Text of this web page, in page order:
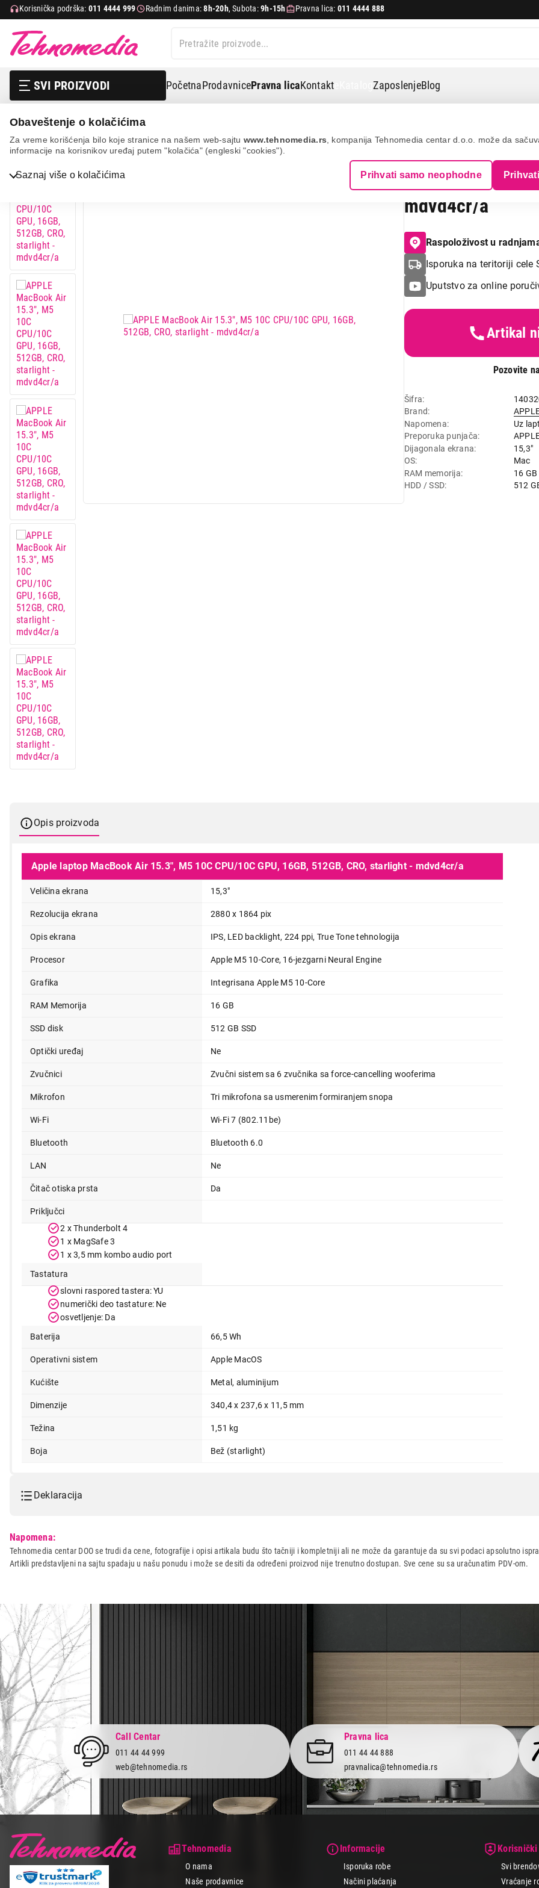
Obaveštenje o kolačićima
Za vreme korišćenja bilo koje stranice na našem web-sajtu www.tehnomedia.rs , kompanija Tehnomedia centar d.o.o. može da
informacije na korisnikov uređaj putem "kolačića" (engleski "cookies").
Saznaj više o kolačićima Prihvati samo neophodne
Korisnička podrška: 011 4444 999 Radnim danima:8h-20h, Subota:9h-15h Pravna lica: 011 4444 888
SVI PROIZVODI PočetnaProdavnicePravna licaKontakt eKatalogZaposlenjeBlog
Bela tehnika
TV, audio, video i foto
IT & Gaming
Mobilni telefoni i tableti
Mali kuhinjski aparati
Grejanje i hlađenje
Nega tela, lepota i zdravlje
Sport i putovanje
Sve za kuću i baštu
Vesa
Apple macbook air 15.3", m5 10c cpu/10c gpu, 16gb, 512gb, cro, starligh
APPLE
GPU, 16GB,
mdvd4cr/a
Raspoloživost u
Isporuka na teritoriji cele
Uputstvo za online
Šifra
Brand
Napomena
Uz
Preporuka punjača
Dijagonala ekrana
15,3"
OS
Mac
RAM memorija
16 GB
HDD / SSD
512
Artikal
Pozovite
Opis proizvoda
Apple laptop MacBook Air 15.3", M5 10C CPU/10C GPU, 16GB, 512GB, CRO, starlight - mdvd4cr/a
Veličina ekrana 15,3"
Rezolucija ekrana 2880 x 1864 pix
Opis ekrana IPS, LED backlight, 224 ppi, True Tone tehnologija
Procesor Apple M5 10-Core, 16-jezgarni Neural Engine
Grafika Integrisana Apple M5 10-Core
RAM Memorija 16 GB
SSD disk 512 GB SSD
Optički uređaj Ne
Zvučnici Zvučni sistem sa 6 zvučnika sa force-cancelling wooferima
Mikrofon Tri mikrofona sa usmerenim formiranjem snopa
Wi-Fi Wi-Fi 7 (802.11be)
Bluetooth Bluetooth 6.0
LAN Ne
Čitač otiska prsta Da
Priključci
2 x Thunderbolt 4
1 x MagSafe 3
1 x 3,5 mm kombo audio port
Tastatura
slovni raspored tastera: YU
numerički deo tastature: Ne
osvetljenje: Da
Baterija
66,5 Wh
Operativni sistem Apple MacOS
Kućište Metal, aluminijum
Dimenzije 340,4 x 237,6 x 11,5 mm
Težina 1,51 kg
Boja Bež (starlight)
Deklaracija
Naziv i vrsta robe:
LAPTOP
Uvoznik:
Tehnomedia centar doo
Napomena:
Tehnomedia centar DOO se trudi da cene, fotografije i opisi artikala budu što tačniji i kompletniji ali ne može da garantuje da su svi podaci apsolutno
Artikli predstavljeni na sajtu spadaju u našu ponudu i može se desiti da određeni proizvod nije trenutno dostupan. Sve cene su sa uračunatim PDV-om.
211.999,00
APPLE MacBook Air 15.3", M5 10C
GPU, 16GB, 512GB, CRO, starlight
Proizvod je dodat u korpu.
Nastavi kupovinu
Call Centar
011 44 44 999
web@tehnomedia.rs
Pravna lica
011 44 44 888
pravnalica@tehnomedia.rs
Tehnomedia
O nama
Naše prodavnice
Informacije
Isporuka robe
Načini plaćanja
Svi
Vraćanje